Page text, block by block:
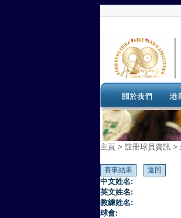
主頁 > 註冊球員資訊 >
中文姓名:
英文姓名:
教練姓名:
球會: